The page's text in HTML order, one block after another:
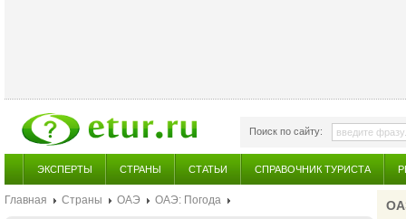
Поиск по сайту:
ЭКСПЕРТЫ СТРАНЫ СТАТЬИ СПРАВОЧНИК ТУРИСТА
Главная Страны ОАЭ ОАЭ: Погода